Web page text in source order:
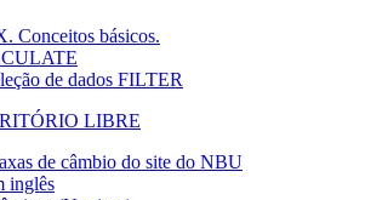
Conceitos básicos.
de dados FILTER
LIBRE
de câmbio do site do NBU
inglês